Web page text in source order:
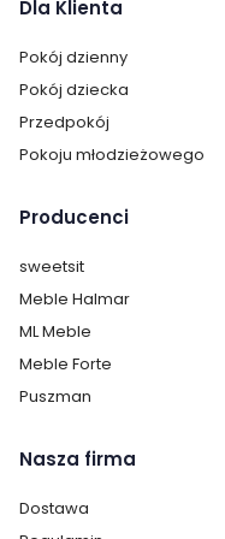
Dla Klienta
Pokój dzienny
Pokój dziecka
Przedpokój
Pokoju młodzieżowego
Producenci
sweetsit
Meble Halmar
ML Meble
Meble Forte
Puszman
Nasza firma
Dostawa